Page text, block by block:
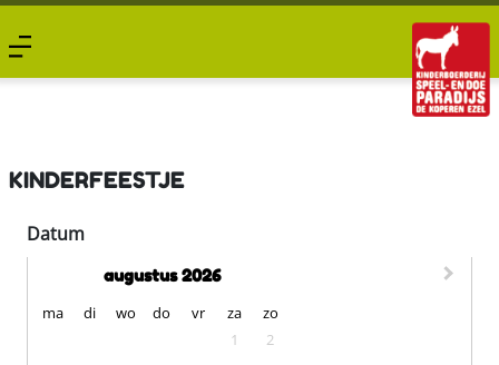
Contact
KINDERFEESTJE
Datum
augustus 2026
maandag
ma dinsdag
di woensdag
wo donderdag
do vrijdag
vr zaterdag
za zondag
zo
1
2